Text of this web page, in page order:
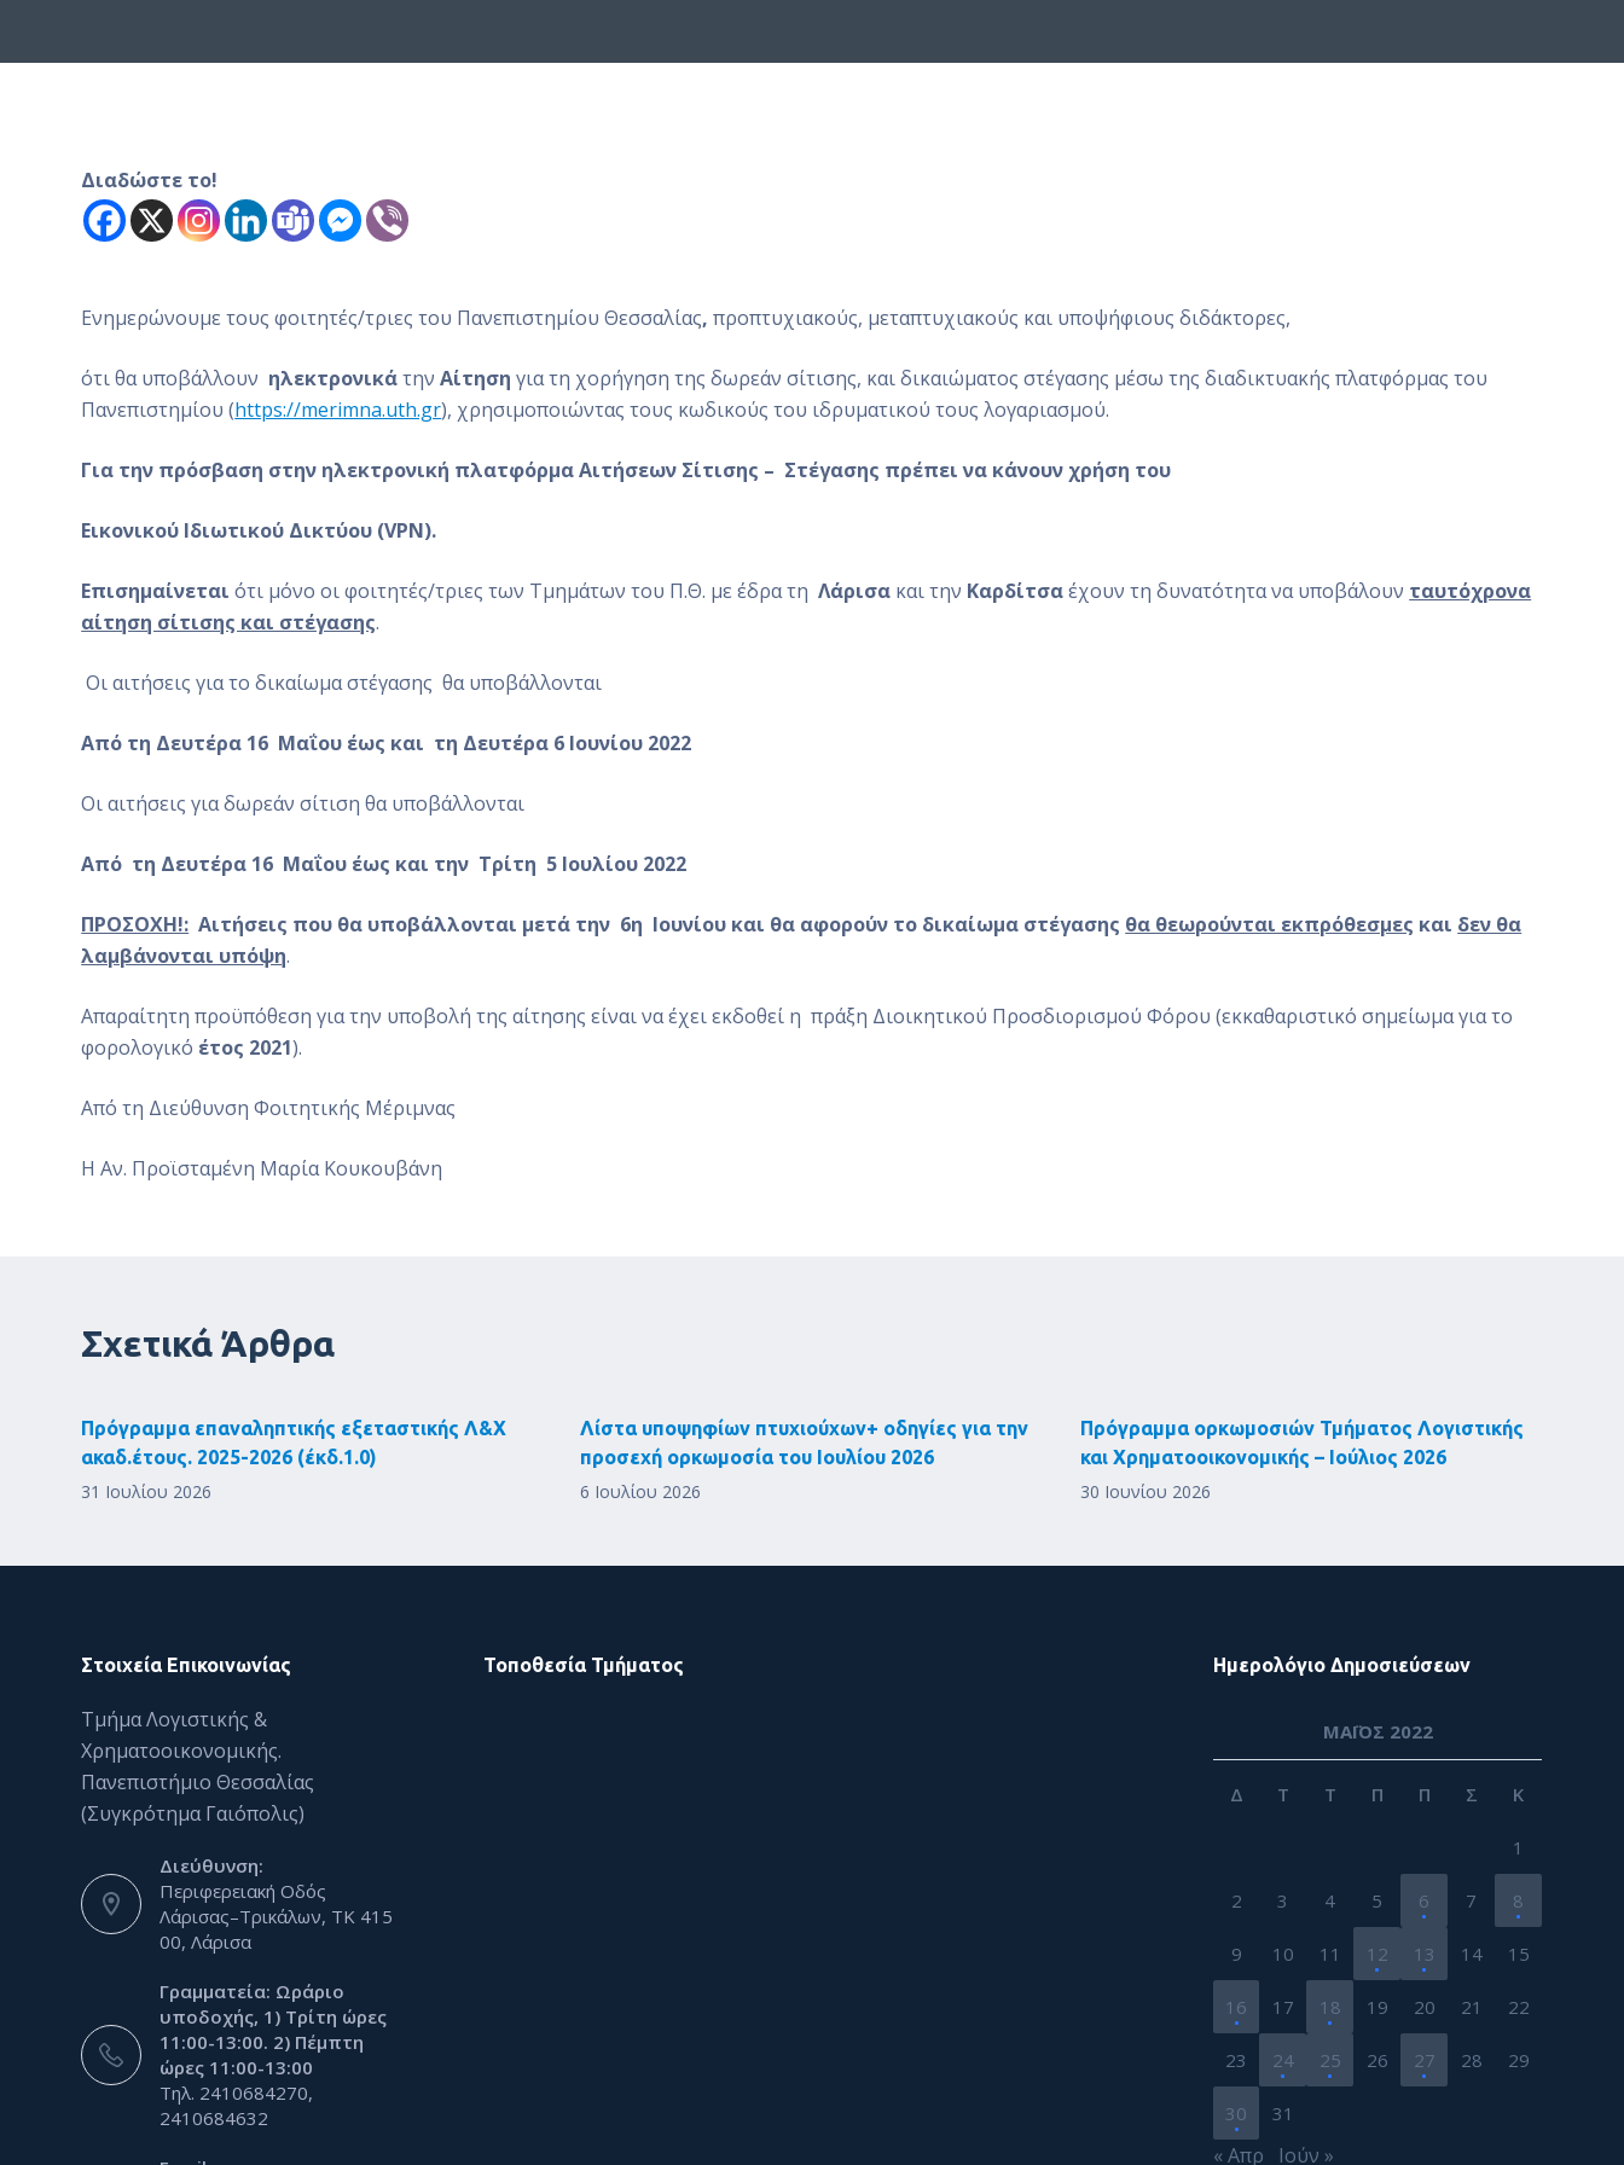
Διαδώστε το!
Ενημερώνουμε τους φοιτητές/τριες του Πανεπιστημίου Θεσσαλίας,προπτυχιακούς, μεταπτυχιακούς και υποψήφιους διδάκτορες,
ότι θα υποβάλλουν ηλεκτρονικάτηνΑίτηση για τη χορήγηση της δωρεάν σίτισης, και δικαιώματος στέγασης μέσω της διαδικτυακής πλατφόρμας του
Πανεπιστημίου (https://merimna.uth.gr), χρησιμοποιώντας τους κωδικούς του ιδρυματικού τους λογαριασμού.
Για την πρόσβαση στην ηλεκτρονική πλατφόρμα Αιτήσεων Σίτισης – Στέγασης πρέπει να κάνουν χρήση του
Εικονικού Ιδιωτικού Δικτύου (VPN).
Επισημαίνεται ότι μόνο οι φοιτητές/τριες των Τμημάτων του Π.Θ. με έδρα τηΛάρισα και την Καρδίτσαέχουν τη δυνατότητα να υποβάλουν ταυτόχρονα
αίτηση σίτισης και στέγασης.
Οι αιτήσεις για το δικαίωμα στέγασης θα υποβάλλονται
Από τη Δευτέρα 16 Μαΐου έως και τη Δευτέρα 6 Ιουνίου 2022
Οι αιτήσεις για δωρεάν σίτιση θα υποβάλλονται
Από τη Δευτέρα 16 Μαΐου έως και την Τρίτη 5 Ιουλίου 2022
ΠΡΟΣΟΧΗ!: Αιτήσεις που θα υποβάλλονται μετά την 6η Ιουνίου και θα αφορούν το δικαίωμα στέγασης θα θεωρούνται εκπρόθεσμες και δεν θα
λαμβάνονται υπόψη.
Απαραίτητη προϋπόθεση για την υποβολή της αίτησης είναι να έχει εκδοθεί η πράξη Διοικητικού Προσδιορισμού Φόρου (εκκαθαριστικό σημείωμα για το
φορολογικό έτος 2021).
Από τη Διεύθυνση Φοιτητικής Μέριμνας
Η Αν. Προϊσταμένη Μαρία Κουκουβάνη
Σχετικά Άρθρα
Πρόγραμμα επαναληπτικής εξεταστικής Λ&Χ
ακαδ.έτους. 2025-2026 (έκδ.1.0)
31 Ιουλίου 2026
Λίστα υποψηφίων πτυχιούχων+ οδηγίες για την
προσεχή ορκωμοσία του Ιουλίου 2026
6 Ιουλίου 2026
Πρόγραμμα ορκωμοσιών Τμήματος Λογιστικής
και Χρηματοοικονομικής – Ιούλιος 2026
30 Ιουνίου 2026
Στοιχεία Επικοινωνίας
Τμήμα Λογιστικής &
Χρηματοοικονομικής.
Πανεπιστήμιο Θεσσαλίας
(Συγκρότημα Γαιόπολις)
Διεύθυνση:
Περιφερειακή Οδός
Λάρισας–Τρικάλων, ΤΚ 415
00, Λάρισα
Γραμματεία: Ωράριο
υποδοχής, 1) Τρίτη ώρες
11:00-13:00. 2) Πέμπτη
ώρες 11:00-13:00
Τηλ. 2410684270,
2410684632
Τοποθεσία Τμήματος Ημερολόγιο Δημοσιεύσεων
ΜΆΙΟΣ 2022
Δ Τ Τ Π Π Σ Κ
1
2 3 4 5 6 7 8
9 10 11 12 13 14 15
16 17 18 19 20 21 22
23 24 25 26 27 28 29
30 31
« Απρ Ιούν »